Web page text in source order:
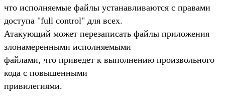
что исполняемые файлы устанавливаются с правами
доступа "full control" для всех.
Атакующий может перезаписать файлы приложения
злонамеренными исполняемыми
файлами, что приведет к выполнению произвольного
кода с повышенными
привилегиями.